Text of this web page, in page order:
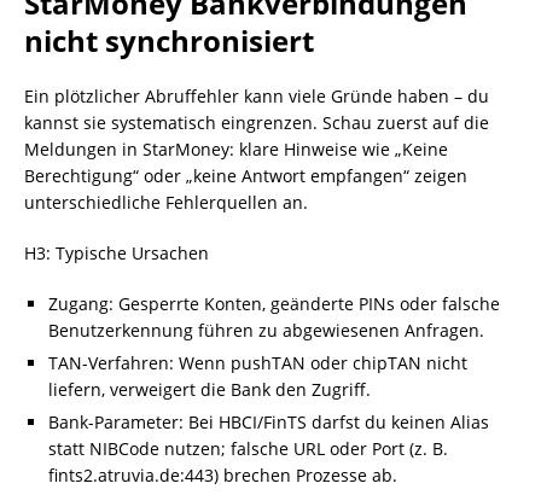
nicht synchronisiert
Ein plötzlicher Abruffehler kann viele Gründe haben – du
kannst sie systematisch eingrenzen. Schau zuerst auf die
Meldungen in StarMoney: klare Hinweise wie „Keine
Berechtigung“ oder „keine Antwort empfangen“ zeigen
unterschiedliche Fehlerquellen an.
H3: Typische Ursachen
Zugang: Gesperrte Konten, geänderte PINs oder falsche
Benutzerkennung führen zu abgewiesenen Anfragen.
TAN-Verfahren: Wenn pushTAN oder chipTAN nicht
liefern, verweigert die Bank den Zugriff.
Bank-Parameter: Bei HBCI/FinTS darfst du keinen Alias
statt NIBCode nutzen; falsche URL oder Port (z. B.
fints2.atruvia.de:443) brechen Prozesse ab.